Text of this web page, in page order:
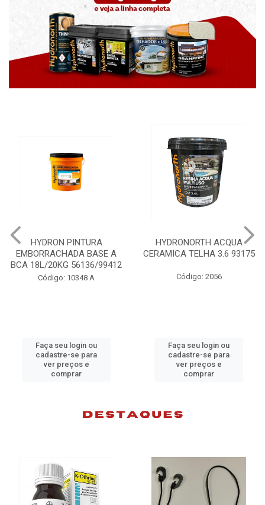
HYDRONORTH ACQUA
CERAMICA TELHA 3.6 93175
Código: 2056
Faça seu login ou
cadastre-se para
ver preços e
comprar
HYDRONORTH
PEDRAS MARROCOS
Código: 10383 B
Faça seu login ou
cadastre-se para
ver preços e
comprar